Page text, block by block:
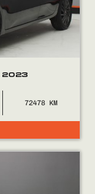
2023
72478